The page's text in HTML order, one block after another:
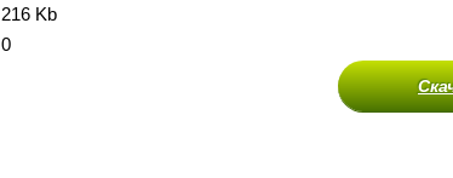
216 Kb
0